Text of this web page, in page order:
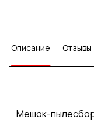
Описание Отзывы
Мешок-